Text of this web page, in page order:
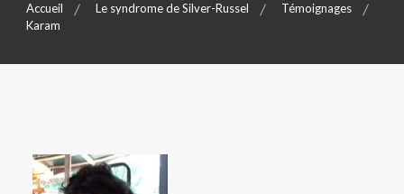
Accueil Le syndrome de Silver-Russel
Témoignages
Karam